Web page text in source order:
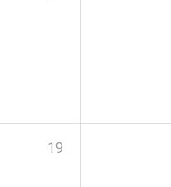
19